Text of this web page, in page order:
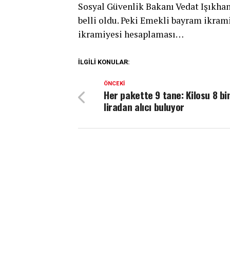
Sosyal Güvenlik Bakanı Vedat
belli oldu. Peki Emekli bayram
ikramiyesi hesaplaması…
İLGILI KONULAR:
ÖNCEKI
Her pakette 9 tane: Kilosu 8
liradan alıcı buluyor